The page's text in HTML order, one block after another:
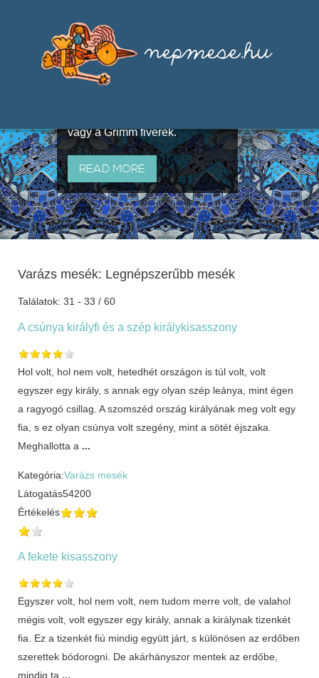
útján terjedő elbeszélésekből,
melyeket olyan ismert gyűjtők
állítottak össze, mint Benedek
vagy a Grimm fivérek.
READ MORE
Varázs mesék: Legnépszerűbb mesék
Találatok: 31 - 33 / 60
A csúnya királyfi és a szép királykisasszony
Hol volt, hol nem volt, hetedhét országon is túl volt, volt
egyszer egy király, s annak egy olyan szép leánya, mint égen
a ragyogó csillag. A szomszéd ország királyának meg volt egy
fia, s ez olyan csúnya volt szegény, mint a sötét éjszaka.
Meghallotta a ...
Kategória:Varázs mesék
Látogatás54200
Értékelés
A fekete kisasszony
Egyszer volt, hol nem volt, nem tudom merre volt, de valahol
mégis volt, volt egyszer egy király, annak a királynak tizenkét
fia. Ez a tizenkét fiú mindig együtt járt, s különösen az erdőben
szerettek bódorogni. De akárhányszor mentek az erdőbe,
mindig ta ...